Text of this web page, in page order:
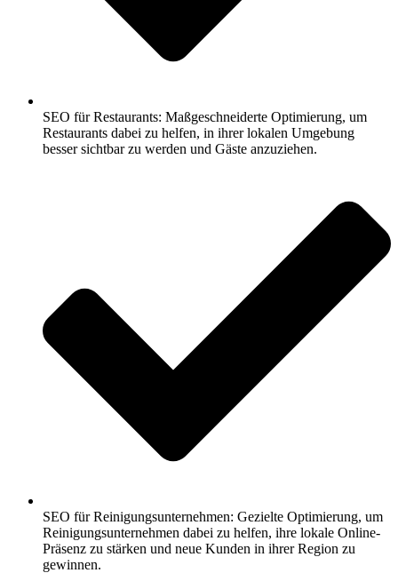
SEO für Restaurants: Maßgeschneiderte Optimierung, um
Restaurants dabei zu helfen, in ihrer lokalen Umgebung
besser sichtbar zu werden und Gäste anzuziehen.
SEO für Reinigungsunternehmen: Gezielte Optimierung, um
Reinigungsunternehmen dabei zu helfen, ihre lokale Online-
Präsenz zu stärken und neue Kunden in ihrer Region zu
gewinnen.